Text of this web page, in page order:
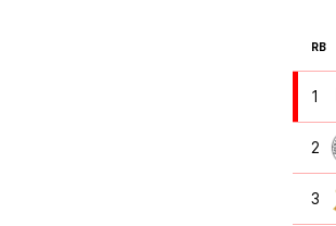
RB
1
2
3